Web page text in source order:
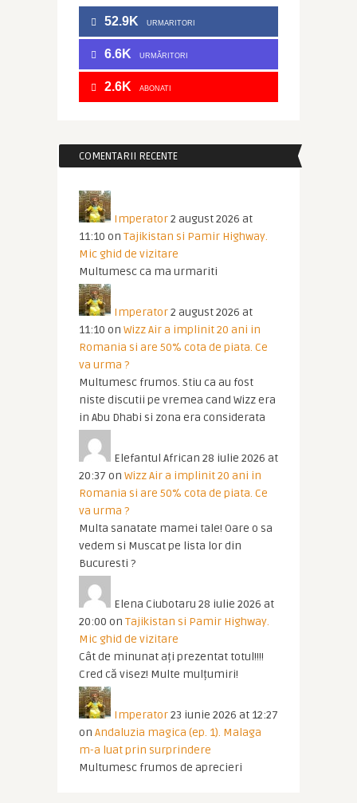
52.9K URMARITORI
6.6K URMĂRITORI
2.6K ABONATI
COMENTARII RECENTE
Imperator2 august 2026 at
11:10 on Tajikistan si Pamir Highway.
Mic ghid de vizitare
Multumesc ca ma urmariti
Imperator2 august 2026 at
11:10 on Wizz Air a implinit 20 ani in
Romania si are 50% cota de piata. Ce
va urma ?
Multumesc frumos. Stiu ca au fost
niste discutii pe vremea cand Wizz era
in Abu Dhabi si zona era considerata
Elefantul African 28 iulie 2026 at
20:37 on Wizz Air a implinit 20 ani in
Romania si are 50% cota de piata. Ce
va urma ?
Multa sanatate mamei tale! Oare o sa
vedem si Muscat pe lista lor din
Bucuresti ?
Elena Ciubotaru 28 iulie 2026 at
20:00 on Tajikistan si Pamir Highway.
Mic ghid de vizitare
Cât de minunat ați prezentat totul!!!!
Cred că visez! Multe mulțumiri!
Imperator23 iunie 2026 at 12:27
on Andaluzia magica (ep. 1). Malaga
m-a luat prin surprindere
Multumesc frumos de aprecieri